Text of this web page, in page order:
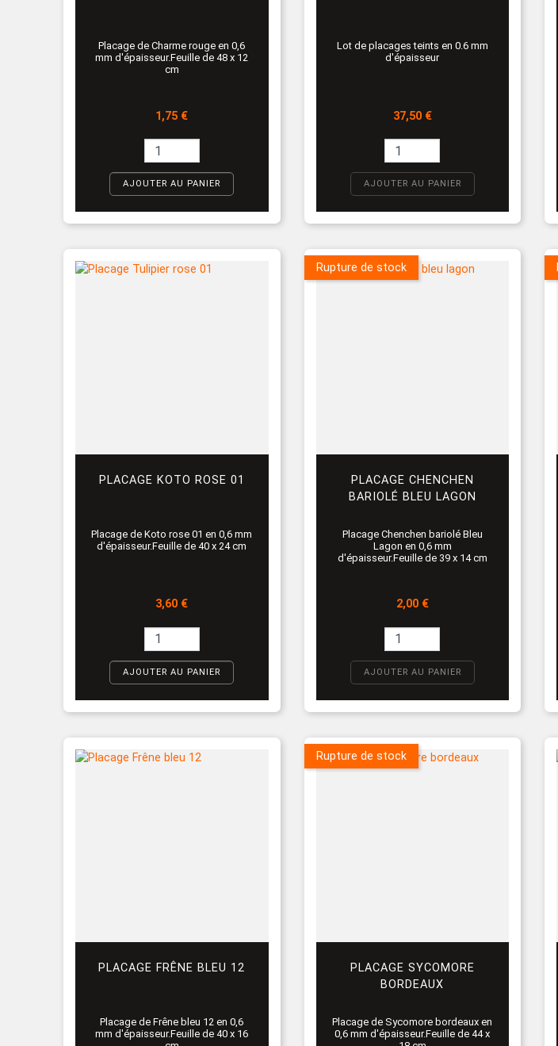
Placage de Charme rouge en 0,6
mm d'épaisseur.Feuille de 48 x 12
cm
Prix
1,75 €
AJOUTER AU PANIER
Lot de placages teints en 0.6 mm
d'épaisseur
Prix
37,50 €
AJOUTER AU PANIER
PLACAGE KOTO ROSE 01
Placage de Koto rose 01 en 0,6 mm
d'épaisseur.Feuille de 40 x 24 cm
Prix
3,60 €
AJOUTER AU PANIER
PLACAGE CHENCHEN
BARIOLÉ BLEU LAGON
Placage Chenchen bariolé Bleu
Lagon en 0,6 mm
d'épaisseur.Feuille de 39 x 14 cm
Prix
2,00 €
AJOUTER AU PANIER
Rupture de stock
PLACAGE FRÊNE BLEU 12
Placage de Frêne bleu 12 en 0,6
mm d'épaisseur.Feuille de 40 x 16
PLACAGE SYCOMORE
BORDEAUX
Placage de Sycomore bordeaux en
0,6 mm d'épaisseur.Feuille de 44 x
Rupture de stock